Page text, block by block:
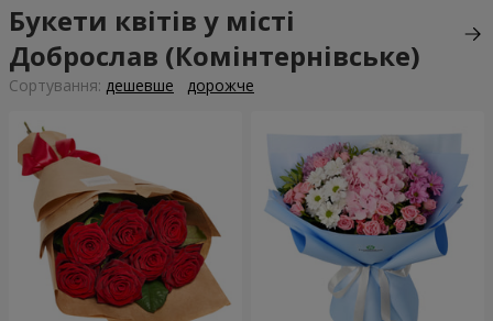
Букети квітів у місті
Доброслав (Комінтернівське)
Сортування: дешевше дорожче